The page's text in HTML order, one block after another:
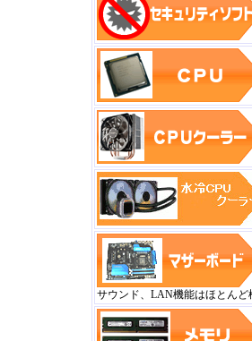
サウンド、LAN機能はほとんど